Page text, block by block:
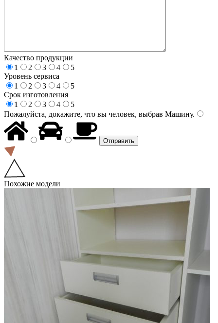
Качество продукции
1
2 3 4
5
Уровень сервиса
1
2 3 4
5
Срок изготовления
1
2 3 4
5
Пожалуйста, докажите, что вы человек, выбрав Машину.
Похожие модели